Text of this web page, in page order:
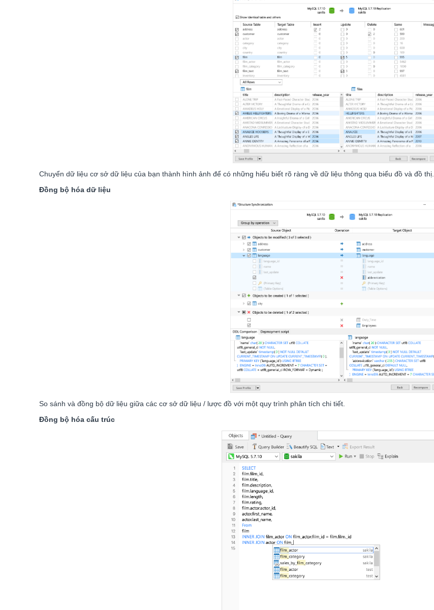
Chuyển dữ liệu cơ sở dữ liệu của bạn thành hình ảnh để có những hiểu biết rõ ràng về dữ liệu thông qua biểu đồ và đồ thị.
Đồng bộ hóa dữ liệu
So sánh và đồng bộ dữ liệu giữa các cơ sở dữ liệu / lược đồ với một quy trình phân tích chi tiết.
Đồng bộ hóa cấu trúc